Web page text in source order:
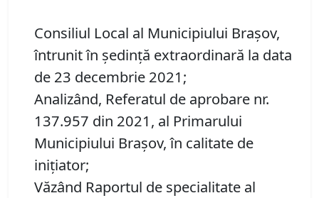
Consiliul Local al Municipiului Brașov,
întrunit în ședință extraordinară la data
de 23 decembrie 2021;
Analizând, Referatul de aprobare nr.
137.957 din 2021, al Primarului
Municipiului Brașov, în calitate de
inițiator;
Văzând Raportul de specialitate al